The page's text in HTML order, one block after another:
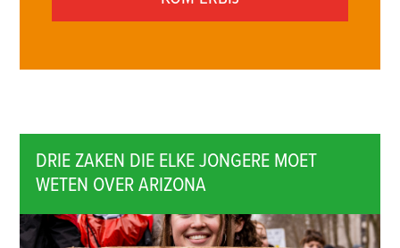
DRIE ZAKEN DIE ELKE JONGERE MOET
WETEN OVER ARIZONA